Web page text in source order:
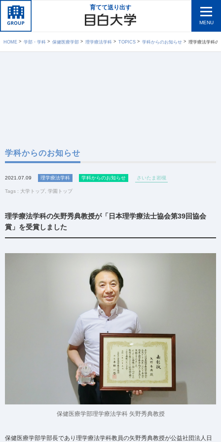
育てて送り出す
MENU
HOME 学部・学科 保健医療学部 理学療法学科 TOPICS 学科からのお知らせ 理学療法学科の矢
学科からのお知らせ
2021.07.09 理学療法学科 学科からのお知らせ さいたま岩槻
Tags : 大学トップ 学園トップ
理学療法学科の矢野秀典教授が「日本理学療法士協会第39回協会
賞」を受賞しました
保健医療学部理学療法学科 矢野秀典教授
保健医療学部学部長であり理学療法学科教員の矢野秀典教授が公益社団法人日